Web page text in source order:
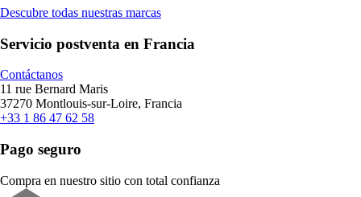
Descubre todas nuestras marcas
Servicio postventa en Francia
Contáctanos
11 rue Bernard Maris
37270 Montlouis-sur-Loire, Francia
+33 1 86 47 62 58
Pago seguro
Compra en nuestro sitio con total confianza